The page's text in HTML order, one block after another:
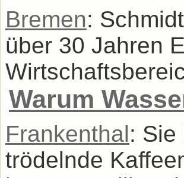
Bremen:
über 30 Jahren
Warum
Frankenthal: Sie
trödelnde